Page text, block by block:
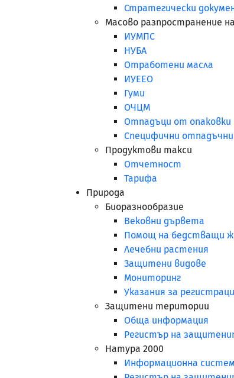
Стратегически
Масово разпространение
ИУМПС
НУБА
Отработени масла
ИУЕЕО
Гуми
ОЧЦМ
Отпадъци от опаковки
Специфични
Продуктови такси
Отчетност
Тарифа
Природа
Биоразнообразие
Вековни дървета
Помощ на бедстващи
Лечебни растения
Защитени видове
Мониторинг
Указания за
Защитени територии
Обща информация
Регистър на
Натура 2000
Информационна